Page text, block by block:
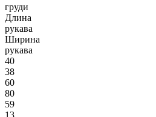
груди
Длина
рукава
Ширина
рукава
40
38
60
80
59
13